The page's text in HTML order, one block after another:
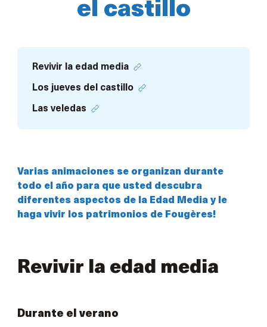
el castillo
Revivir la edad media
Los jueves del castillo
Las veledas
Varias animaciones se organizan durante
todo el año para que usted descubra
diferentes aspectos de la Edad Media y le
haga vivir los patrimonios de Fougères!
Revivir la edad media
Durante el verano